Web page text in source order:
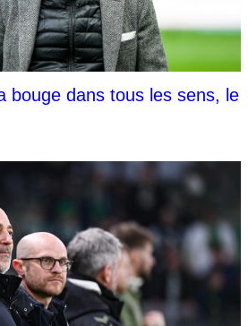
bouge dans tous les sens, le